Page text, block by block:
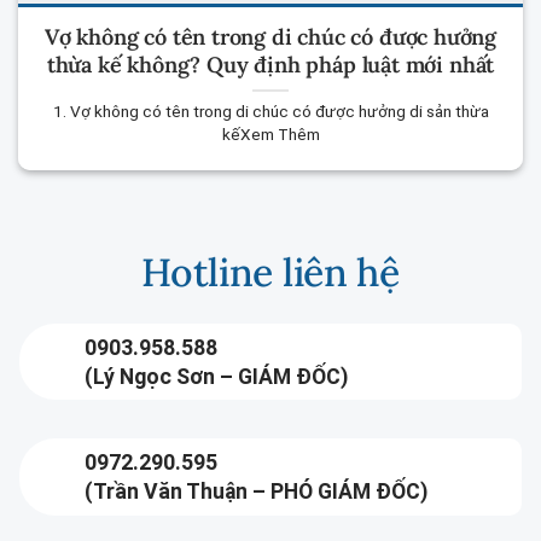
Vợ không có tên trong di chúc có được hưởng
thừa kế không? Quy định pháp luật mới nhất
1. Vợ không có tên trong di chúc có được hưởng di sản thừa
kếXem Thêm
Hotline liên hệ
0903.958.588
(Lý Ngọc Sơn – GIÁM ĐỐC)
0972.290.595
(Trần Văn Thuận – PHÓ GIÁM ĐỐC)